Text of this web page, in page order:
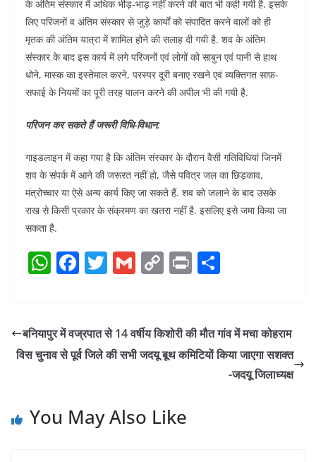
के अंतिम संस्कार में अधिक भीड़-भाड़ नहीं करने की बात भी कही गयी है. इसके
लिए परिजनों व अंतिम संस्कार से जुड़े कार्यों को संपादित करने वालों को ही
मृतक की अंतिम यात्रा में शामिल होने की सलाह दी गयी है. शव के अंतिम
संस्कार के बाद इस कार्य में लगे परिजनों एवं लोगों को साबुन एवं पानी से हाथ
धोने, मास्क का इस्तेमाल करने, परस्पर दूरी बनाए रखने एवं व्यक्तिगत साफ़-
सफाई के नियमों का पूरी तरह पालन करने की अपील भी की गयी है.
परिजन कर सकते हैं जरूरी विधि-विधान:
गाइडलाइन में कहा गया है कि अंतिम संस्कार के दौरान वैसी गतिविधियां जिनमें
शव के संपर्क में आने की जरूरत नहीं हो, जैसे पवित्र जल का छिड़काव,
मंत्रोच्चार या ऐसे अन्य कार्य किए जा सकते हैं. शव को जलाने के बाद उसके
राख से किसी प्रकार के संक्रमण का खतरा नहीं है. इसलिए इसे जमा किया जा
सकता है.
W
s
A
F
e
b
k
T
er
G
l
C
y
Li
Pr
e
बनियापुर में वज्रपात से 14 वर्षीय किशोरी की मौत गांव में मचा कोहराम
विस चुनाव से पूर्व जिले की सभी जदयू बूथ कमिटियों किया जाएगा सशक्त
-जदयू जिलाध्यक्ष
You May Also Like